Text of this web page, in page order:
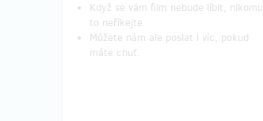
Když se vám film nebude líbit, nikomu
to neříkejte.
Můžete nám ale poslat i víc, pokud
máte chuť.